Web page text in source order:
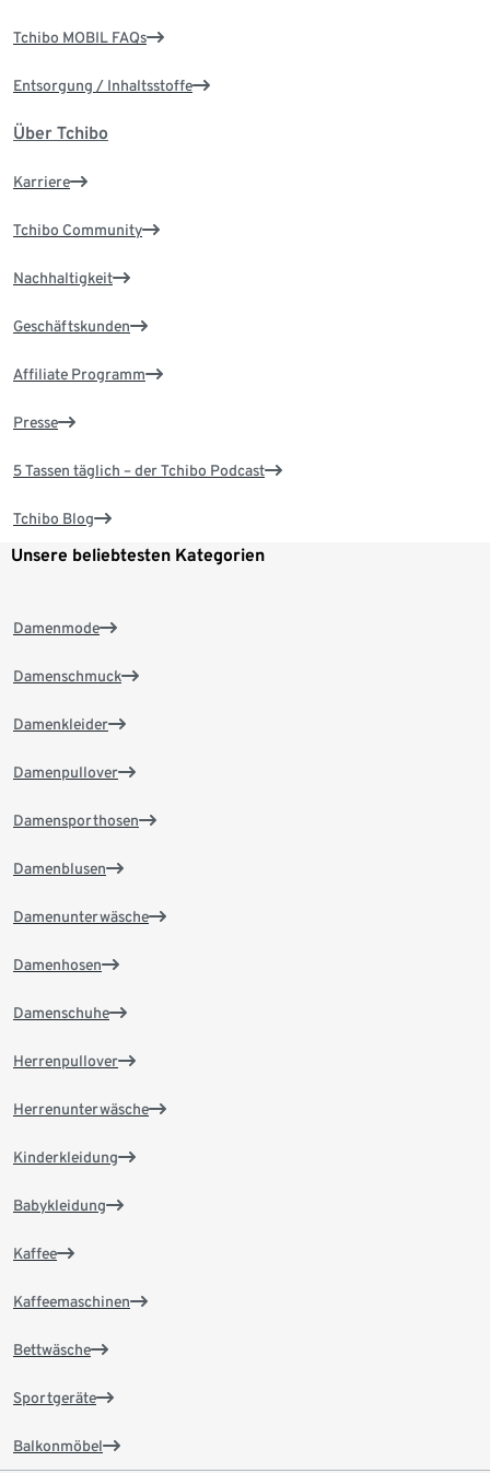
Tchibo MOBIL FAQs
Entsorgung / Inhaltsstoffe
Über Tchibo
Karriere
Tchibo Community
Nachhaltigkeit
Geschäftskunden
Affiliate Programm
Presse
5 Tassen täglich – der Tchibo Podcast
Tchibo Blog
Unsere beliebtesten Kategorien
Damenmode
Damenschmuck
Damenkleider
Damenpullover
Damensporthosen
Damenblusen
Damenunterwäsche
Damenhosen
Damenschuhe
Herrenpullover
Herrenunterwäsche
Kinderkleidung
Babykleidung
Kaffee
Kaffeemaschinen
Bettwäsche
Sportgeräte
Balkonmöbel